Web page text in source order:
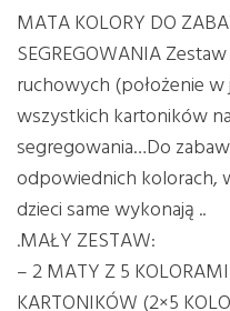
MATA KOLORY DO
SEGREGOWANIA
ruchowych (położenie w
wszystkich kartoników
segregowania…Do
odpowiednich kolorach,
dzieci same wykonają ..
.MAŁY ZESTAW:
– 2 MATY Z 5
KARTONIKÓW (2×5